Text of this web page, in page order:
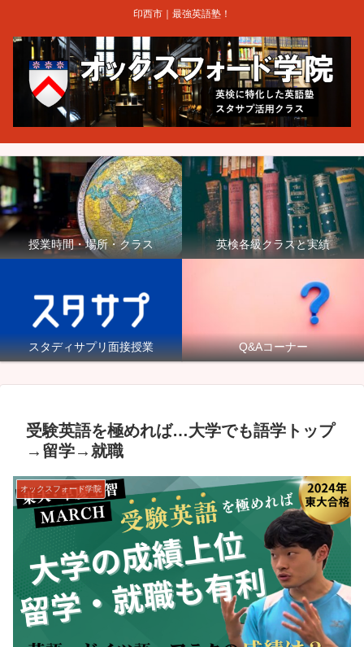
印西市｜最強英語塾！
授業時間・場所・クラス 英検各級クラスと実績
スタディサプリ面接授業 Q&Aコーナー
受験英語を極めれば…大学でも語学トップ
→留学→就職
オックスフォード学院